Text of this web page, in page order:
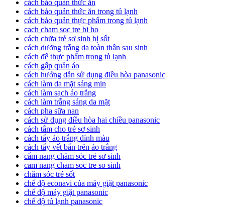
cách bảo quản thức ăn
cách bảo quản thức ăn trong tủ lạnh
cách bảo quản thực phẩm trong tủ lạnh
cach cham soc tre bi ho
cách chữa trẻ sơ sinh bị sốt
cách dưỡng trắng da toàn thân sau sinh
cách để thực phẩm trong tủ lạnh
cách gấp quần áo
cách hướng dẫn sử dụng điều hòa panasonic
cách làm da mặt sáng mịn
cách làm sạch áo trắng
cách làm trắng sáng da mặt
cách pha sữa nan
cách sử dụng điều hòa hai chiều panasonic
cách tắm cho trẻ sơ sinh
cách tẩy áo trắng dính màu
cách tẩy vết bẩn trên áo trắng
cẩm nang chăm sóc trẻ sơ sinh
cam nang cham soc tre so sinh
chăm sóc trẻ sốt
chế độ econavi của máy giặt panasonic
chế độ máy giặt panasonic
chế độ tủ lạnh panasonic